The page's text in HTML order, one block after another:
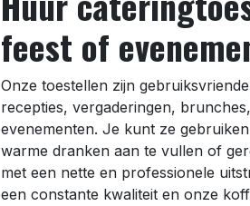
feest of
Onze toestellen zijn
recepties, vergaderingen,
evenementen. Je kunt ze
warme dranken aan te vullen of
met een nette en professionele
een constante kwaliteit en onze